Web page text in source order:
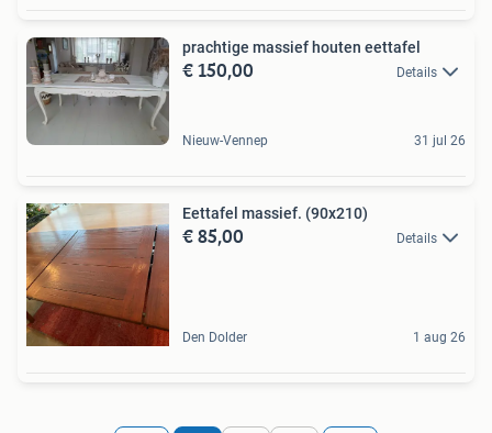
prachtige massief houten eettafel
€ 150,00 Details
Nieuw-Vennep 31 jul 26
Eettafel massief. (90x210)
€ 85,00 Details
Den Dolder 1 aug 26